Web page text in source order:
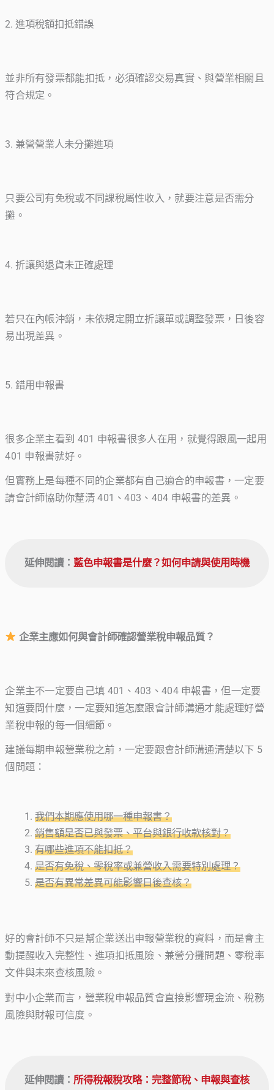
2. 進項稅額扣抵錯誤
並非所有發票都能扣抵，必須確認交易真實、與營業相關且
符合規定。
3. 兼營營業人未分攤進項
只要公司有免稅或不同課稅屬性收入，就要注意是否需分
攤。
4. 折讓與退貨未正確處理
若只在內帳沖銷，未依規定開立折讓單或調整發票，日後容
易出現差異。
5. 錯用申報書
很多企業主看到 401 申報書很多人在用，就覺得跟風一起用
401 申報書就好。
但實務上是每種不同的企業都有自己適合的申報書，一定要
請會計師協助你釐清 401、403、404 申報書的差異。
延伸閱讀： 藍色申報書是什麼？如何申請與使用時機
企業主應如何與會計師確認營業稅申報品質？
企業主不一定要自己填 401、403、404 申報書，但一定要
知道要問什麼，一定要知道怎麼跟會計師溝通才能處理好營
業稅申報的每一個細節。
建議每期申報營業稅之前，一定要跟會計師溝通清楚以下 5
個問題：
我們本期應使用哪一種申報書？
銷售額是否已與發票、平台與銀行收款核對？
有哪些進項不能扣抵？
是否有免稅、零稅率或兼營收入需要特別處理？
是否有異常差異可能影響日後查核？
好的會計師不只是幫企業送出申報營業稅的資料，而是會主
動提醒收入完整性、進項扣抵風險、兼營分攤問題、零稅率
文件與未來查核風險。
對中小企業而言，營業稅申報品質會直接影響現金流、稅務
風險與財報可信度。
延伸閱讀： 所得稅報稅攻略：完整節稅、申報與查核